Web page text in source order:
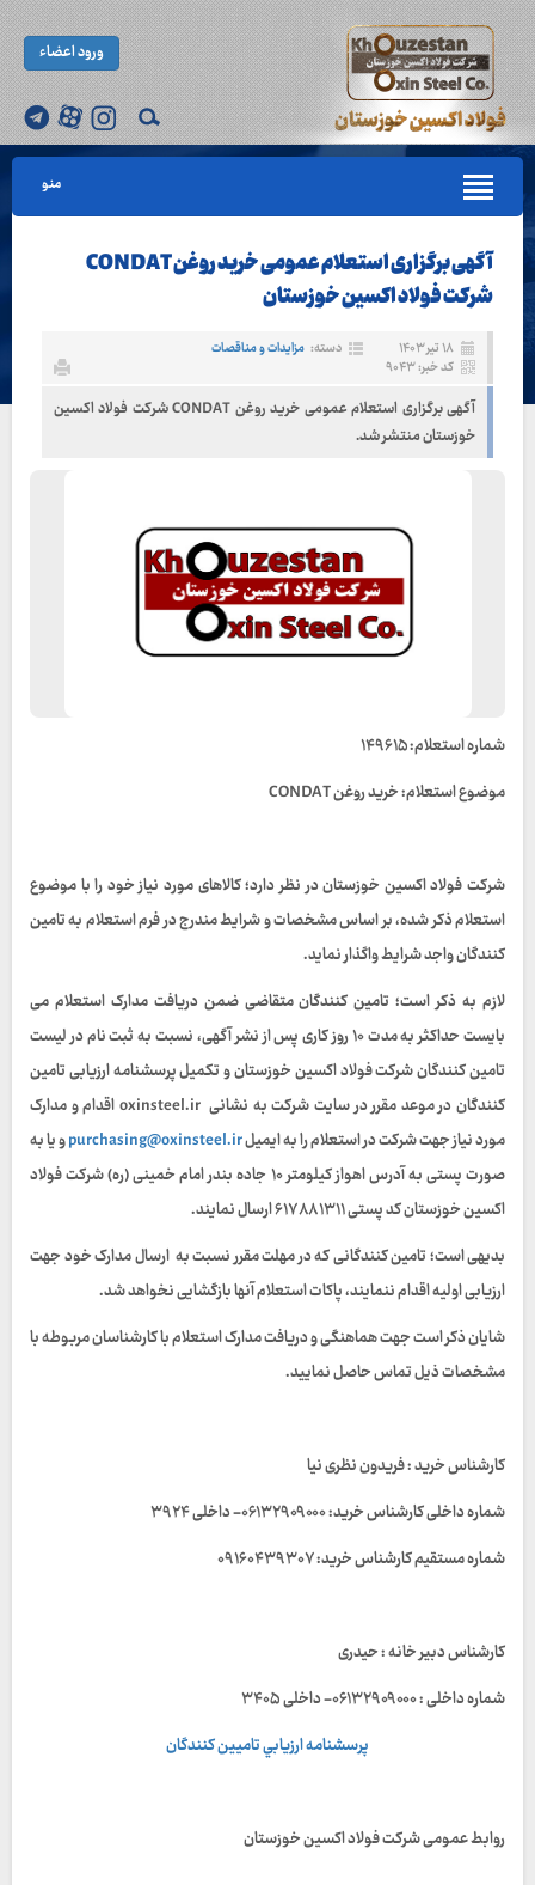
ورود اعضاء
منو
آگهی برگزاری استعلام عمومی خرید روغن CONDAT
شرکت فولاد اکسین خوزستان
۱۸ تیر ۱۴۰۳ دسته: مزایدات و مناقصات
کد خبر: ۹۰۴۳
آگهی برگزاری استعلام عمومی خرید روغن CONDAT شرکت فولاد اکسین
خوزستان منتشر شد.
شماره استعلام: ۱۴۹۶۱۵
موضوع استعلام: خرید روغن CONDAT
شرکت فولاد اکسین خوزستان در نظر دارد؛ کالاهای مورد نیاز خود را با موضوع
استعلام ذکر شده، بر اساس مشخصات و شرایط مندرج در فرم استعلام به تامین
کنندگان واجد شرایط واگذار نماید.
لازم به ذکر است؛ تامین کنندگان متقاضی ضمن دریافت مدارک استعلام می
بایست حداکثر به مدت ۱۰ روز کاری پس از نشر آگهی، نسبت به ثبت نام در لیست
تامین کنندگان شرکت فولاد اکسین خوزستان و تکمیل پرسشنامه ارزیابی تامین
کنندگان در موعد مقرر در سایت شرکت به نشانی oxinsteel.ir اقدام و مدارک
مورد نیاز جهت شرکت در استعلام را به ایمیلpurchasing@oxinsteel.irو یا به
صورت پستی به آدرس اهواز کیلومتر ۱۰ جاده بندر امام خمینی (ره) شرکت فولاد
اکسین خوزستان کد پستی ۶۱۷۸۸۱۳۱۱ ارسال نمایند.
بدیهی است؛ تامین کنندگانی که در مهلت مقرر نسبت به ارسال مدارک خود جهت
ارزیابی اولیه اقدام ننمایند، پاکات استعلام آنها بازگشایی نخواهد شد.
شایان ذکر است جهت هماهنگی و دریافت مدارک استعلام با کارشناسان مربوطه با
مشخصات ذیل تماس حاصل نمایید.
کارشناس خرید : فریدون نظری نیا
شماره داخلی کارشناس خرید: ۰۶۱۳۲۹۰۹۰۰۰- داخلی ۳۹۲۴
شماره مستقیم کارشناس خرید: ۰۹۱۶۰۴۳۹۳۰۷
کارشناس دبیر خانه : حیدری
شماره داخلی : ۰۶۱۳۲۹۰۹۰۰۰- داخلی ۳۴۰۵
پرسشنامه ارزيابي تاميين كنندگان
روابط عمومی شرکت فولاد اکسین خوزستان